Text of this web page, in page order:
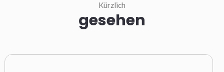
Kürzlich
gesehen